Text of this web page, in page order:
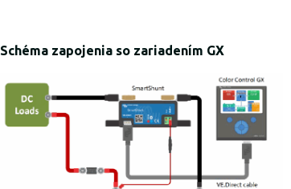
Schéma zapojenia so zariadením GX